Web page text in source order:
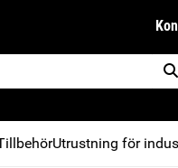
Utrustning för